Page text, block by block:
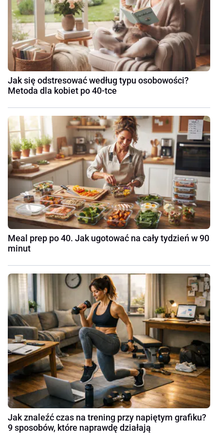
Jak się odstresować według typu osobowości?
Metoda dla kobiet po 40-tce
Meal prep po 40. Jak ugotować na cały tydzień w 90
minut
Jak znaleźć czas na trening przy napiętym grafiku?
9 sposobów, które naprawdę działają